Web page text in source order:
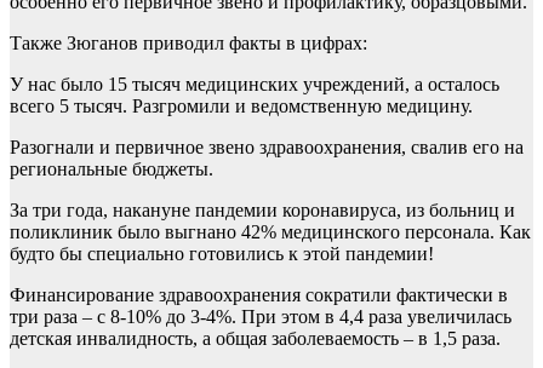
Также Зюганов приводил факты в цифрах:
У нас было 15 тысяч медицинских учреждений, а осталось
всего 5 тысяч. Разгромили и ведомственную медицину.
Разогнали и первичное звено здравоохранения, свалив его на
региональные бюджеты.
За три года, накануне пандемии коронавируса, из больниц и
поликлиник было выгнано 42% медицинского персонала. Как
будто бы специально готовились к этой пандемии!
Финансирование здравоохранения сократили фактически в
три раза – с 8-10% до 3-4%. При этом в 4,4 раза увеличилась
детская инвалидность, а общая заболеваемость – в 1,5 раза.